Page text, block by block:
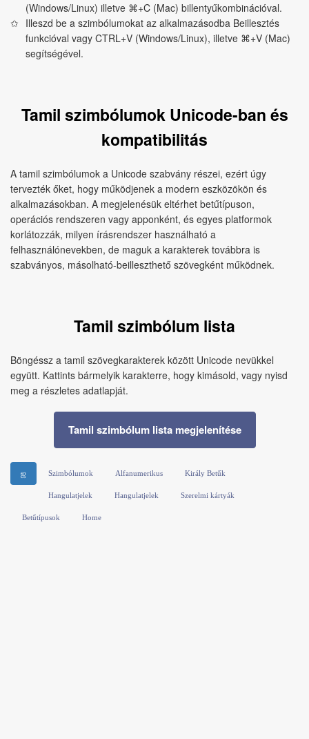
(Windows/Linux) illetve ⌘+C (Mac) billentyűkombinációval.
Illeszd be a szimbólumokat az alkalmazásodba Beillesztés
funkcióval vagy CTRL+V (Windows/Linux), illetve ⌘+V (Mac)
segítségével.
Tamil szimbólumok Unicode-ban és
kompatibilitás
A tamil szimbólumok a Unicode szabvány részei, ezért úgy
tervezték őket, hogy működjenek a modern eszközökön és
alkalmazásokban. A megjelenésük eltérhet betűtípuson,
operációs rendszeren vagy apponként, és egyes platformok
korlátozzák, milyen írásrendszer használható a
felhasználónevekben, de maguk a karakterek továbbra is
szabványos, másolható‑beilleszthető szövegként működnek.
Tamil szimbólum lista
Böngéssz a tamil szövegkarakterek között Unicode nevükkel
együtt. Kattints bármelyik karakterre, hogy kimásold, vagy nyisd
meg a részletes adatlapját.
Tamil szimbólum lista megjelenítése
ஜ Szimbólumok Alfanumerikus Király Betűk
Hangulatjelek Hangulatjelek Szerelmi kártyák
Betűtípusok Home